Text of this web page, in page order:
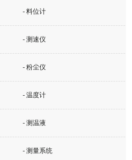
- 料位计
- 测速仪
- 粉尘仪
- 温度计
- 测温液
- 测量系统